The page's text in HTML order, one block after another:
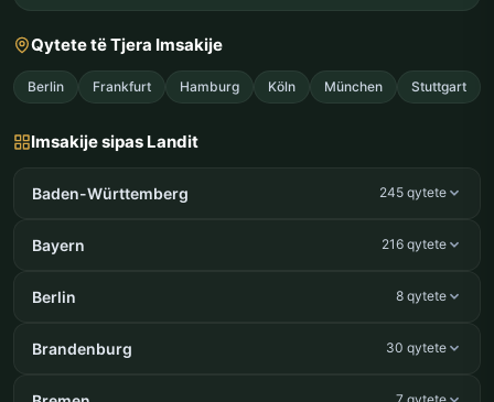
Qytete të Tjera Imsakije
Berlin Frankfurt Hamburg Köln München Stuttgart
Imsakije sipas Landit
Baden-Württemberg 245 qytete
Bayern 216 qytete
Berlin 8 qytete
Brandenburg 30 qytete